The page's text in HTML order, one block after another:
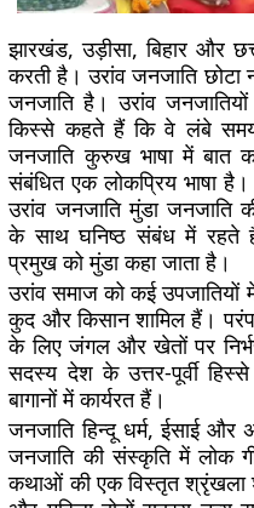
झारखंड, उड़ीसा, बिहार और
करती है। उरांव जनजाति छोटा
जनजाति है। उरांव
किस्से कहते हैं कि वे लंबे
जनजाति कुरुख भाषा में बात
संबंधित एक लोकप्रिय भाषा
उरांव जनजाति मुंडा जनजाति
के साथ घनिष्ठ संबंध में रहते
प्रमुख को मुंडा कहा जाता है।
उरांव समाज को कई उपजातियों
कुद और किसान शामिल हैं।
के लिए जंगल और खेतों पर
सदस्य देश के उत्तर-पूर्वी
बागानों में कार्यरत हैं।
जनजाति हिन्दू धर्म, ईसाई
जनजाति की संस्कृति में लोक
कथाओं की एक विस्तृत श्रृंखला